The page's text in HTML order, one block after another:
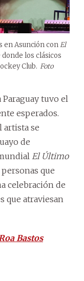
en Asunción conEl
los clásicos
Club. Foto
tuvo el
esperados.
artista se
de
El Último
que
celebración de
que atraviesan
Bastos